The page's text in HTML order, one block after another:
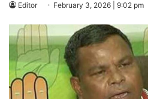
Editor February 3, 2026 | 9:02 pm